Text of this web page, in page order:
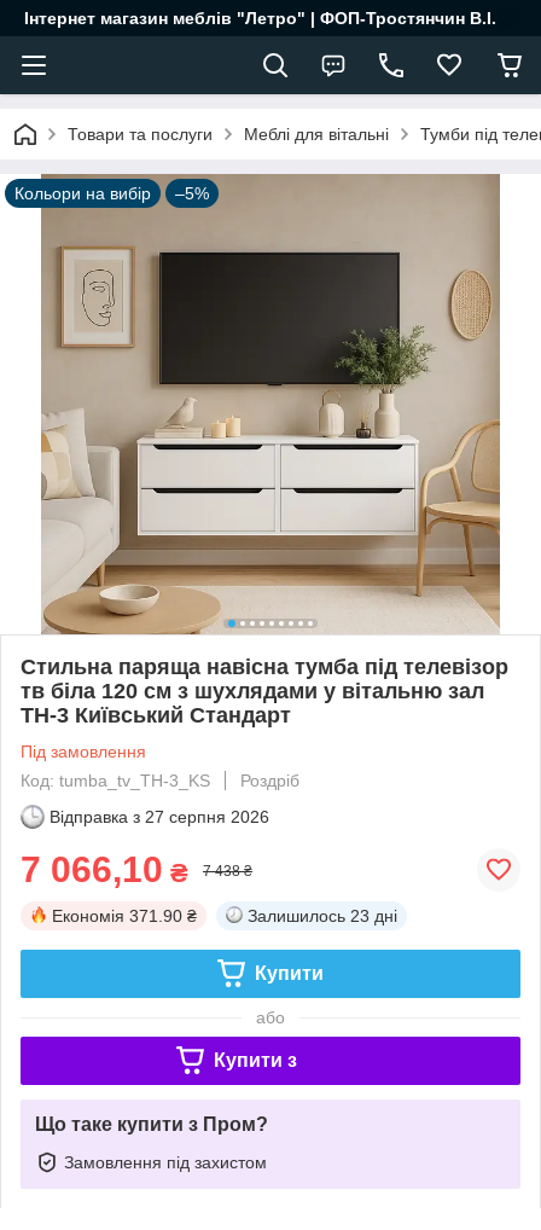
Інтернет магазин меблів "Летро" | ФОП-Тростянчин В.І.
Товари та послуги Меблі для вітальні Тумби під
Кольори на вибір –5%
Стильна паряща навісна тумба під телевізор
тв біла 120 см з шухлядами у вітальню зал
ТН-3 Київський Стандарт
Під замовлення
Код: tumba_tv_ТН-3_KS
Роздріб
Відправка з 27 серпня 2026
7 066,10 ₴ 7 438 ₴
Економія 371.90 ₴ Залишилось 23 дні
Купити
або
Купити з
Що таке купити з Пром?
Замовлення під захистом